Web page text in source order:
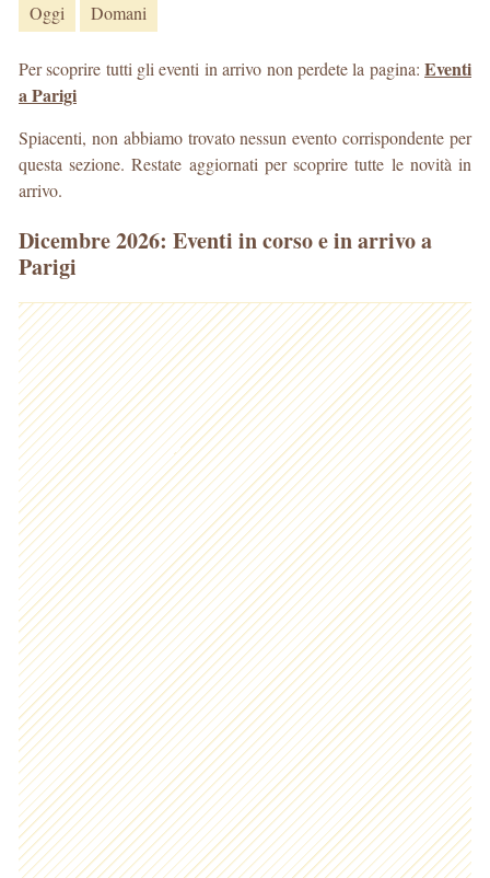
Oggi Domani
Per scoprire tutti gli eventi in arrivo non perdete la pagina: Eventi
a Parigi
Spiacenti, non abbiamo trovato nessun evento corrispondente per
questa sezione. Restate aggiornati per scoprire tutte le novità in
arrivo.
Dicembre 2026: Eventi in corso e in arrivo a
Parigi